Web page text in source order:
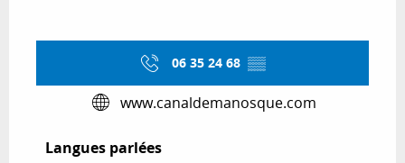
06 35 24 68 ▒▒
www.canaldemanosque.com
Langues parlées
Langues parlées